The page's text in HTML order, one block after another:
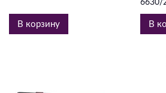
В корзину
6630/
В